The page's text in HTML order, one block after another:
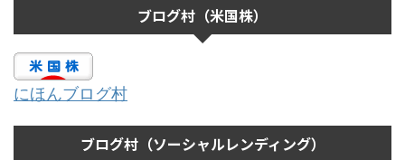
ブログ村（米国株）
にほんブログ村
ブログ村（ソーシャルレンディング）